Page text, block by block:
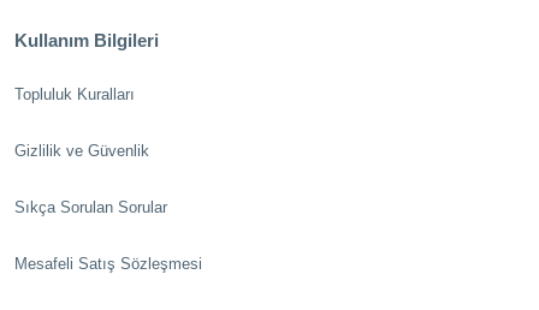
Kullanım Bilgileri
Topluluk Kuralları
Gizlilik ve Güvenlik
Sıkça Sorulan Sorular
Mesafeli Satış Sözleşmesi